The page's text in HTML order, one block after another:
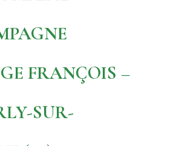
FRANÇOIS –
SUR-